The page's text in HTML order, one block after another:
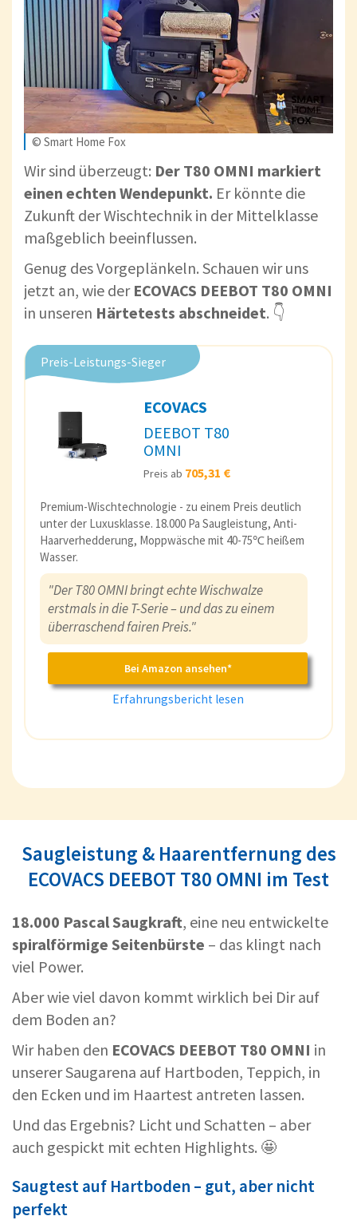
© Smart Home Fox
Wir sind überzeugt: Der T80 OMNI markiert
einen echten Wendepunkt. Er könnte die
Zukunft der Wischtechnik in der Mittelklasse
maßgeblich beeinflussen.
Genug des Vorgeplänkeln. Schauen wir uns
jetzt an, wie der ECOVACS DEEBOT T80 OMNI
in unseren Härtetests abschneidet. 👇
Preis-Leistungs-Sieger
ECOVACS
DEEBOT T80
OMNI
Preis ab 705,31 €
Premium-Wischtechnologie - zu einem Preis deutlich
unter der Luxusklasse. 18.000 Pa Saugleistung, Anti-
Haarverhedderung, Moppwäsche mit 40-75℃ heißem
Wasser.
"Der T80 OMNI bringt echte Wischwalze
erstmals in die T-Serie – und das zu einem
überraschend fairen Preis."
Bei Amazon ansehen*
Erfahrungsbericht lesen
Saugleistung & Haarentfernung des
ECOVACS DEEBOT T80 OMNI im Test
18.000 Pascal Saugkraft, eine neu entwickelte
spiralförmige Seitenbürste – das klingt nach
viel Power.
Aber wie viel davon kommt wirklich bei Dir auf
dem Boden an?
Wir haben den ECOVACS DEEBOT T80 OMNI in
unserer Saugarena auf Hartboden, Teppich, in
den Ecken und im Haartest antreten lassen.
Und das Ergebnis? Licht und Schatten – aber
auch gespickt mit echten Highlights. 🤩
Saugtest auf Hartboden – gut, aber nicht
perfekt